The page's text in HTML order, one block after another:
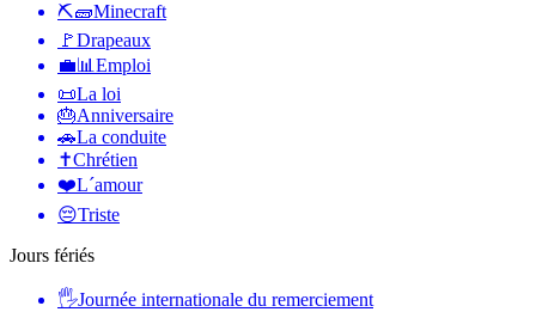
⛏🧱Minecraft
🚩Drapeaux
💼📊 Emploi
📜La loi
🎂Anniversaire
🚗La conduite
✝️Chrétien
❤️L´amour
😔Triste
Jours fériés
🖐Journée internationale du remerciement